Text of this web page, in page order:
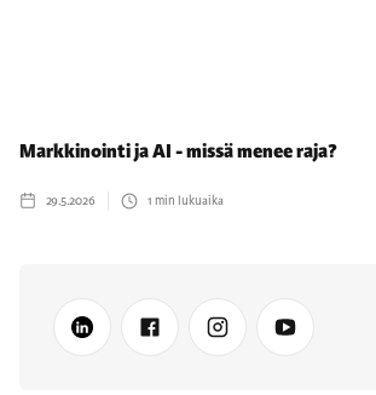
Markkinointi ja AI - missä menee raja?
29.5.2026 1 min lukuaika